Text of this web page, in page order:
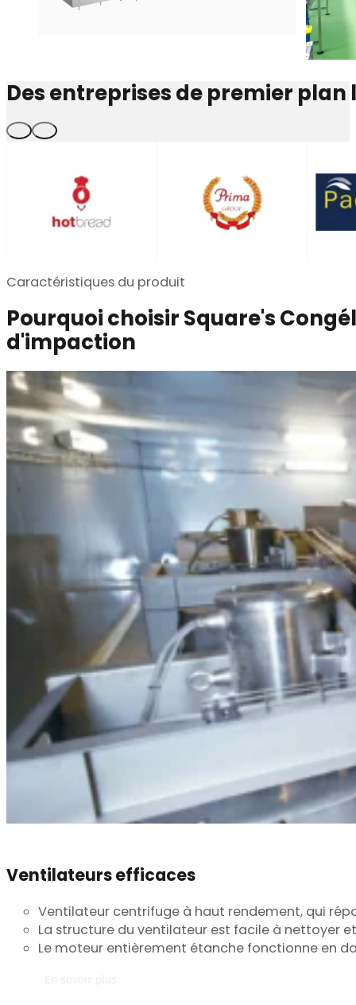
Des entreprises de premier
Caractéristiques du produit
Pourquoi choisir Square's
d'impaction
Ventilateurs efficaces
Ventilateur centrifuge à haut rendement, qui
La structure du ventilateur est facile à nettoyer
Le moteur entièrement étanche fonctionne en